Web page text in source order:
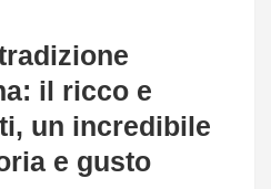
il ricco e
un incredibile
e gusto